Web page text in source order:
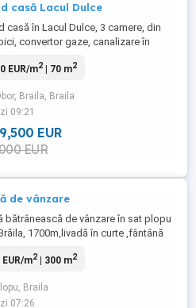
casă Lacul Dulce
casă în Lacul Dulce, 3 camere, din
convertor gaze, canalizare în
sau
EUR/m2| 70 m2
Braila, Braila
09:21
EUR
EUR
de vânzare
bătrânească de vânzare în sat plopu
1700m,livadă în curte ,fântână
și apă curentă la poartă, 25000 neg
EUR/m2| 300 m2
Braila
07:26